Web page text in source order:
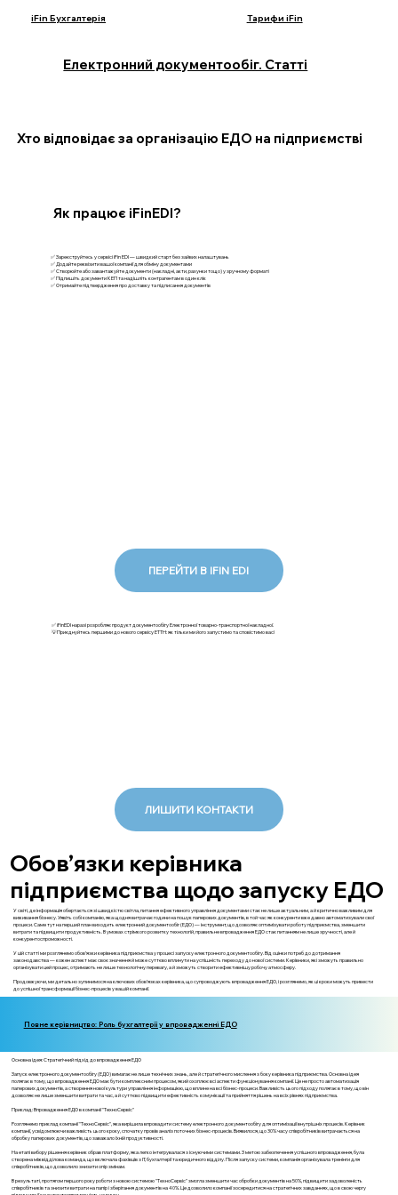
iFin Бухгалтерія Тарифи iFin
Електронний документообіг. Статті
Хто відповідає за організацію ЕДО на підприємстві
✅ Зареєструйтесь у сервісі iFin EDI — швидкий старт без зайвих налаштувань
✅ Додайте реквізити вашої компанії для обміну документами
✅ Створюйте або завантажуйте документи (накладні, акти, рахунки тощо) у зручному форматі
✅ Підпишіть документи КЕП та надішліть контрагентам в один клік
✅ Отримайте підтвердження про доставку та підписання документів
Як працює iFinEDI?
ПЕРЕЙТИ В IFIN EDI
✅ iFinEDI наразі розробляє продукт документообігу Електронної товарно-транспортної накладної.
💡Приєднуйтесь першими до нового сервісу ЕТТН: як тільки ми його запустимо та сповістимо вас!
ЛИШИТИ КОНТАКТИ
Обов’язки керівника
підприємства щодо запуску ЕДО
У світі, де інформація обертається зі швидкістю світла, питання ефективного управління документами стає не лише актуальним, а й критично важливим для
виживання бізнесу. Уявіть собі компанію, яка щодня витрачає години на пошук паперових документів, в той час як конкуренти вже давно автоматизували свої
процеси. Саме тут на перший план виходить електронний документообіг (ЕДО) — інструмент, що дозволяє оптимізувати роботу підприємства, зменшити
витрати та підвищити продуктивність. В умовах стрімкого розвитку технологій, правильне впровадження ЕДО стає питанням не лише зручності, але й
конкурентоспроможності.
У цій статті ми розглянемо обов’язки керівника підприємства у процесі запуску електронного документообігу. Від оцінки потреб до дотримання
законодавства — кожен аспект має своє значення й може суттєво вплинути на успішність переходу до нової системи. Керівники, які зможуть правильно
організувати цей процес, отримають не лише технологічну перевагу, а й зможуть створити ефективнішу робочу атмосферу.
Продовжуючи, ми детально зупинимося на ключових обов’язках керівника, що супроводжують впровадження ЕДО, і розглянемо, як ці кроки можуть привести
до успішної трансформації бізнес-процесів у вашій компанії.
Повне керівництво: Роль бухгалтерії у впровадженні ЕДО
Основна ідея: Стратегічний підхід до впровадження ЕДО
Запуск електронного документообігу (ЕДО) вимагає не лише технічних знань, але й стратегічного мислення з боку керівника підприємства. Основна ідея
полягає в тому, що впровадження ЕДО має бути комплексним процесом, який охоплює всі аспекти функціонування компанії. Це не просто автоматизація
паперових документів, а створення нової культури управління інформацією, що вплине на всі бізнес-процеси. Важливість цього підходу полягає в тому, що він
дозволяє не лише зменшити витрати та час, а й суттєво підвищити ефективність комунікації та прийняття рішень на всіх рівнях підприємства.
Приклад: Впровадження ЕДО в компанії "ТехноСервіс"
Розглянемо приклад компанії "ТехноСервіс", яка вирішила впровадити систему електронного документообігу для оптимізації внутрішніх процесів. Керівник
компанії, усвідомлюючи важливість цього кроку, спочатку провів аналіз поточних бізнес-процесів. Виявилося, що 30% часу співробітників витрачається на
обробку паперових документів, що заважало їхній продуктивності.
На етапі вибору рішення керівник обрав платформу, яка легко інтегрувалася з існуючими системами. З метою забезпечення успішного впровадження, була
створена міжвідділова команда, що включала фахівців з IT, бухгалтерії та юридичного відділу. Після запуску системи, компанія організувала тренінги для
співробітників, що дозволило знизити опір змінам.
В результаті, протягом першого року роботи з новою системою "ТехноСервіс" змогла зменшити час обробки документів на 50%, підвищити задоволеність
співробітників та знизити витрати на папір і зберігання документів на 40%. Це дозволило компанії зосередитися на стратегічних завданнях, що в свою чергу